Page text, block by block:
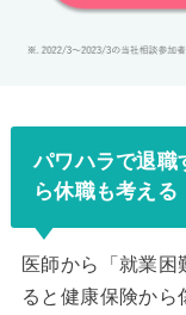
パワハラで退職
ら休職も考える
医師から「就業
ると健康保険か